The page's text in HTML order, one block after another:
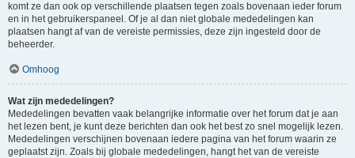
komt ze dan ook op verschillende plaatsen tegen zoals bovenaan ieder forum
en in het gebruikerspaneel. Of je al dan niet globale mededelingen kan
plaatsen hangt af van de vereiste permissies, deze zijn ingesteld door de
beheerder.
Omhoog
Wat zijn mededelingen?
Mededelingen bevatten vaak belangrijke informatie over het forum dat je aan
het lezen bent, je kunt deze berichten dan ook het best zo snel mogelijk lezen.
Mededelingen verschijnen bovenaan iedere pagina van het forum waarin ze
geplaatst zijn. Zoals bij globale mededelingen, hangt het van de vereiste